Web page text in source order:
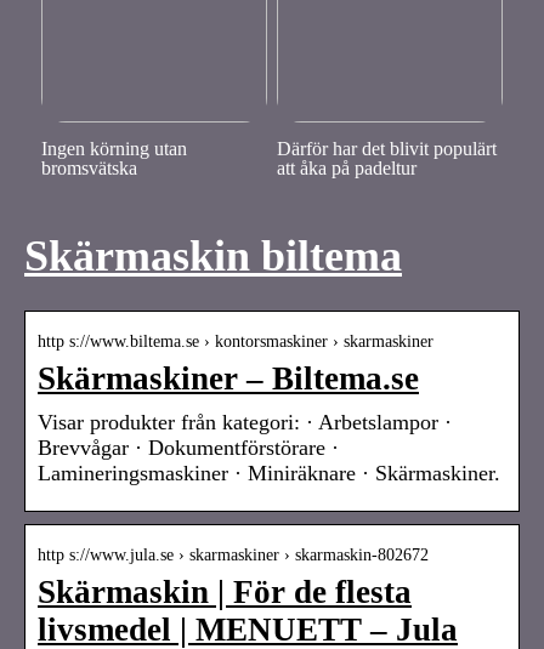
Ingen körning utan
bromsvätska
Därför har det blivit populärt
att åka på padeltur
Skärmaskin biltema
http s://www.biltema.se › kontorsmaskiner › skarmaskiner
Skärmaskiner – Biltema.se
Visar produkter från kategori: · Arbetslampor ·
Brevvågar · Dokumentförstörare ·
Lamineringsmaskiner · Miniräknare · Skärmaskiner.
http s://www.jula.se › skarmaskiner › skarmaskin-802672
Skärmaskin | För de flesta
livsmedel | MENUETT – Jula